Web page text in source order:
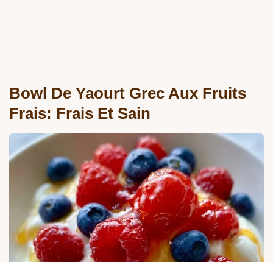
Bowl De Yaourt Grec Aux Fruits
Frais: Frais Et Sain